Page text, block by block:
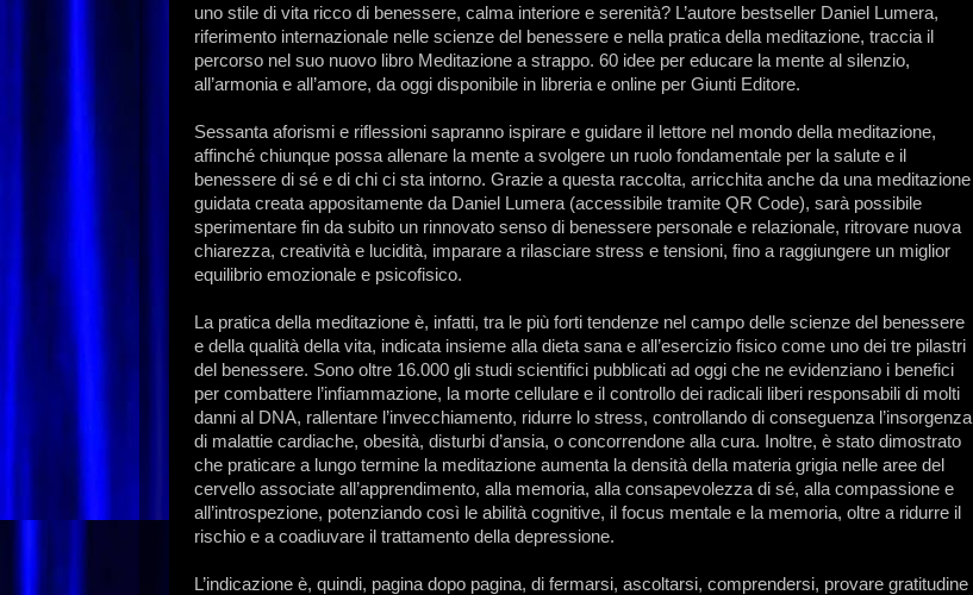
uno stile di vita ricco di benessere, calma interiore e serenità? L’autore bestseller Daniel Lumera,
riferimento internazionale nelle scienze del benessere e nella pratica della meditazione, traccia il
percorso nel suo nuovo libro Meditazione a strappo. 60 idee per educare la mente al silenzio,
all’armonia e all’amore, da oggi disponibile in libreria e online per Giunti Editore.
Sessanta aforismi e riflessioni sapranno ispirare e guidare il lettore nel mondo della meditazione,
affinché chiunque possa allenare la mente a svolgere un ruolo fondamentale per la salute e il
benessere di sé e di chi ci sta intorno. Grazie a questa raccolta, arricchita anche da una meditazione
guidata creata appositamente da Daniel Lumera (accessibile tramite QR Code), sarà possibile
sperimentare fin da subito un rinnovato senso di benessere personale e relazionale, ritrovare nuova
chiarezza, creatività e lucidità, imparare a rilasciare stress e tensioni, fino a raggiungere un miglior
equilibrio emozionale e psicofisico.
La pratica della meditazione è, infatti, tra le più forti tendenze nel campo delle scienze del benessere
e della qualità della vita, indicata insieme alla dieta sana e all’esercizio fisico come uno dei tre pilastri
del benessere. Sono oltre 16.000 gli studi scientifici pubblicati ad oggi che ne evidenziano i benefici
per combattere l’infiammazione, la morte cellulare e il controllo dei radicali liberi responsabili di molti
danni al DNA, rallentare l’invecchiamento, ridurre lo stress, controllando di conseguenza l’insorgenza
di malattie cardiache, obesità, disturbi d’ansia, o concorrendone alla cura. Inoltre, è stato dimostrato
che praticare a lungo termine la meditazione aumenta la densità della materia grigia nelle aree del
cervello associate all’apprendimento, alla memoria, alla consapevolezza di sé, alla compassione e
all’introspezione, potenziando così le abilità cognitive, il focus mentale e la memoria, oltre a ridurre il
rischio e a coadiuvare il trattamento della depressione.
L’indicazione è, quindi, pagina dopo pagina, di fermarsi, ascoltarsi, comprendersi, provare gratitudine